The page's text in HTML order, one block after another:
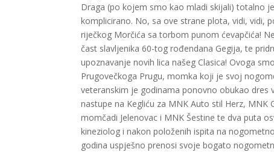
Draga (po kojem smo kao mladi skijali) totalno
komplicirano. No, sa ove strane plota, vidi, vidi,
riječkog Morčića sa torbom punom ćevapčića!
čast slavljenika 60-tog rođendana Gegija, te
upoznavanje novih lica našeg Clasica! Ovoga
Prugovečkoga Prugu, momka koji je svoj
veteranskim je godinama ponovno obukao
nastupe na Kegliću za MNK Auto stil Herz, MNK
momčadi Jelenovac i MNK Šestine te dva puta
kineziolog i nakon položenih ispita na
godina uspješno prenosi svoje bogato